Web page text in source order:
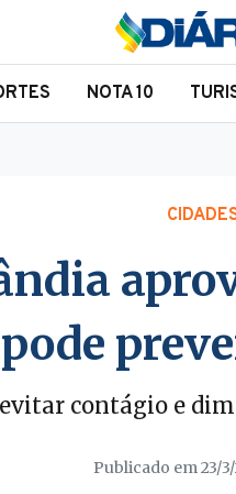
NOTA 10
contágio e
Publicado em 23/